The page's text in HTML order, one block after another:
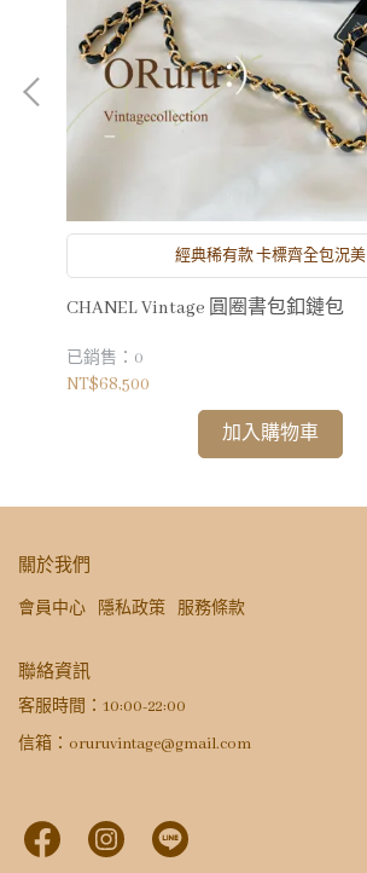
經典稀有款 卡標齊全包況美
CHANEL Vintage 圓圈書包釦鏈包
已銷售：0
NT$68,500
加入購物車
關於我們
會員中心 隱私政策 服務條款
聯絡資訊
客服時間：10:00-22:00
信箱：oruruvintage@gmail.com